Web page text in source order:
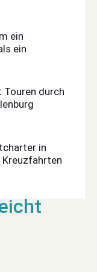
ein
ein
Touren durch
in